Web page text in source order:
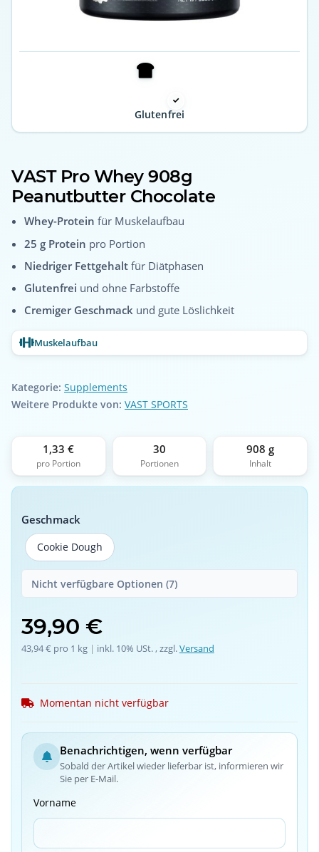
Glutenfrei
VAST Pro Whey 908g
Peanutbutter Chocolate
Whey-Protein für Muskelaufbau
25 g Protein pro Portion
Niedriger Fettgehalt für Diätphasen
Glutenfrei und ohne Farbstoffe
Cremiger Geschmack und gute Löslichkeit
Muskelaufbau
Kategorie: Supplements
Weitere Produkte von: VAST SPORTS
1,33 €
pro Portion
30
Portionen
908 g
Inhalt
Geschmack
Cookie Dough
Cookie Dough
Nicht verfügbare Optionen (7)
39,90 €
43,94 € pro 1 kg | inkl. 10% USt. , zzgl.Versand
Momentan nicht verfügbar
Benachrichtigen, wenn verfügbar
Sobald der Artikel wieder lieferbar ist, informieren wir
Sie per E-Mail.
Vorname